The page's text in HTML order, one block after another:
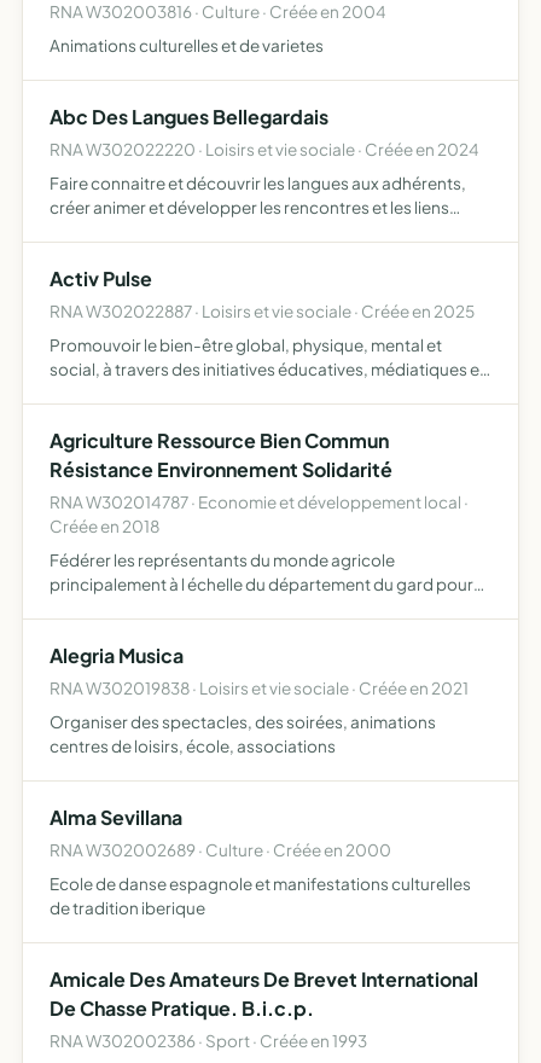
RNA W302003816 · Culture · Créée en 2004
Animations culturelles et de varietes
Abc Des Langues Bellegardais
RNA W302022220 · Loisirs et vie sociale · Créée en 2024
Faire connaitre et découvrir les langues aux adhérents,
créer animer et développer les rencontres et les liens
Activ Pulse
RNA W302022887 · Loisirs et vie sociale · Créée en 2025
Promouvoir le bien-être global, physique, mental et
social, à travers des initiatives éducatives, médiatiques et
rendant…
Agriculture Ressource Bien Commun
Résistance Environnement Solidarité
RNA W302014787 · Economie et développement local ·
Créée en 2018
Fédérer les représentants du monde agricole
principalement à l échelle du département du gard pour
les produi…
Alegria Musica
RNA W302019838 · Loisirs et vie sociale · Créée en 2021
Organiser des spectacles, des soirées, animations
centres de loisirs, école, associations
Alma Sevillana
RNA W302002689 · Culture · Créée en 2000
Ecole de danse espagnole et manifestations culturelles
de tradition iberique
Amicale Des Amateurs De Brevet International
De Chasse Pratique. B.i.c.p.
RNA W302002386 · Sport · Créée en 1993